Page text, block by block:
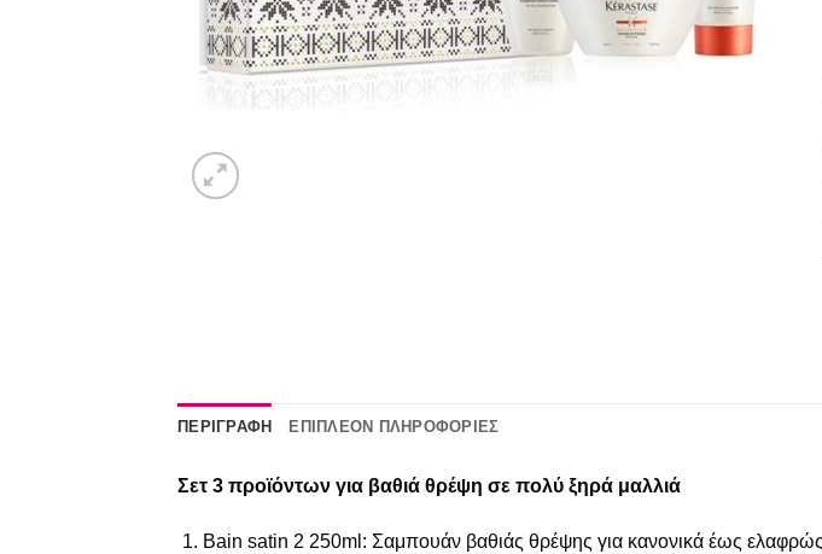
ΠΕΡΙΓΡΑΦΉ ΕΠΙΠΛΈΟΝ ΠΛΗΡΟΦΟΡΊΕΣ
Σετ 3 προϊόντων για βαθιά θρέψη σε πολύ ξηρά μαλλιά
Bain satin 2 250ml: Σαμπουάν βαθιάς θρέψης για κανονικά έως